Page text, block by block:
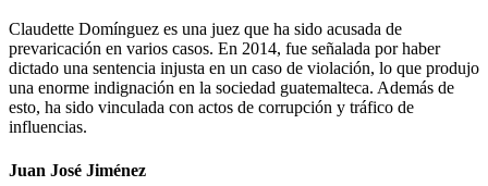
Claudette Domínguez es una juez que ha sido acusada de
prevaricación en varios casos. En 2014, fue señalada por haber
dictado una sentencia injusta en un caso de violación, lo que produjo
una enorme indignación en la sociedad guatemalteca. Además de
esto, ha sido vinculada con actos de corrupción y tráfico de
influencias.
Juan José Jiménez